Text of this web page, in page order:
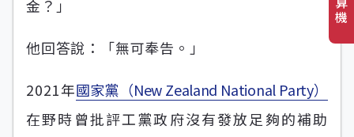
金？」
他回答說：「無可奉告。」
2021年國家黨（New Zealand National Party）
在野時曾批評工黨政府沒有發放足夠的補助
機